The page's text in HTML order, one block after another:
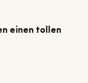
einen tollen